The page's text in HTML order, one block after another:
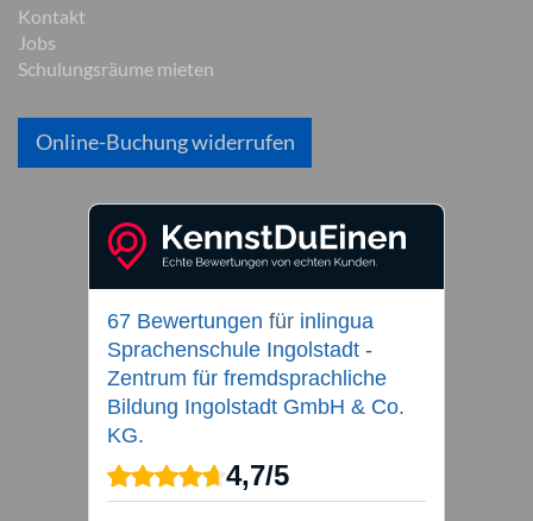
Kontakt
Jobs
Schulungsräume mieten
Online-Buchung widerrufen
67 Bewertungen für inlingua
Sprachenschule Ingolstadt -
Zentrum für fremdsprachliche
Bildung Ingolstadt GmbH & Co.
KG.
4,7/5